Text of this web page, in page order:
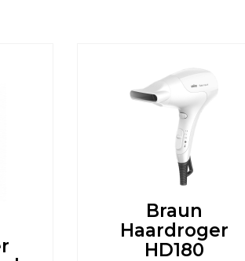
Braun
Haardroger
HD180